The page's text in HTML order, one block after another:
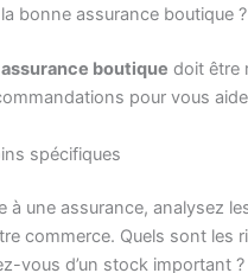
bonne assurance boutique ?
assurance boutique doit être
pour vous
spécifiques
à une assurance, analysez
commerce. Quels sont les
vous d’un stock important ?